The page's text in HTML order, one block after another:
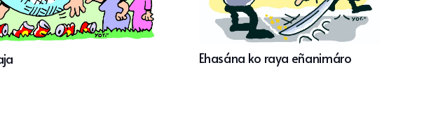
Ehasána ko raya eñanimáro